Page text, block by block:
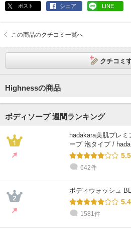
ポスト シェア LINE
この商品のクチコミ一覧へ
クチコミ
Highnessの商品
ボディソープ 週間ランキング
hadakara美肌プレ
ープ 泡タイプ /
5.5
642件
ボディウォッシュ
5.4
1581件